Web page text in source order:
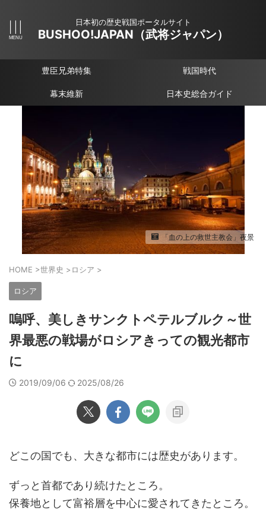
日本初の歴史戦国ポータルサイト
BUSHOO!JAPAN（武将ジャパン）
豊臣兄弟特集 戦国時代
幕末維新 日本史総合ガイド
「血の上の救世主教会」夜景
HOME >世界史 > ロシア >
ロシア
嗚呼、美しきサンクトペテルブルク～世
界最悪の戦場がロシアきっての観光都市
に
2019/09/06 2025/08/26
どこの国でも、大きな都市には歴史があります。
ずっと首都であり続けたところ。
保養地として富裕層を中心に愛されてきたところ。